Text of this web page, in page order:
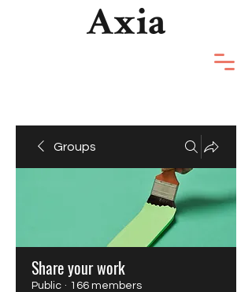
Groups
Share your work
Public · 166 members